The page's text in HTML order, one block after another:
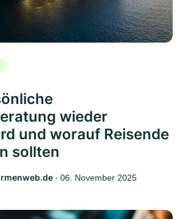
wieder
und worauf Reisende
sollten
‧ 06. November 2025